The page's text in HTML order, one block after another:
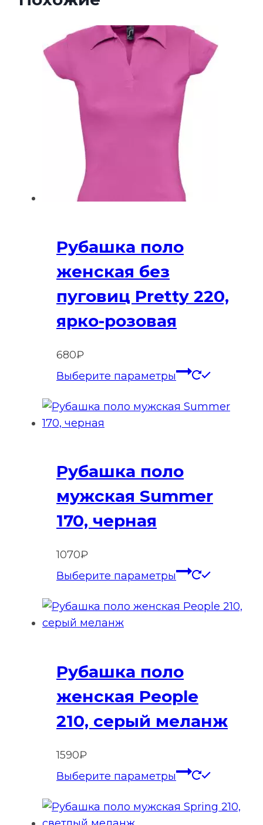
Рубашка поло
женская без
пуговиц Pretty 220,
ярко-розовая
680₽
Выберите параметры
Этот
имеет
на
Рубашка поло
мужская Summer
170, черная
1070₽
Выберите параметры
Этот
имеет
странице
Рубашка поло
женская People
210, серый меланж
1590₽
Выберите параметры
Этот
имеет